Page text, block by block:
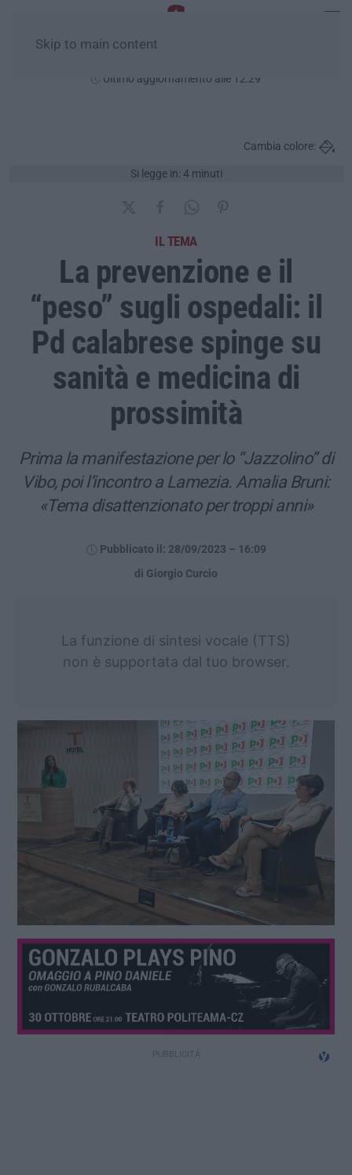
Skip to main content
Ultimo aggiornamento alle 12:29
Si legge in: 4 minuti
Cambia colore:
IL TEMA
La prevenzione e il
“peso” sugli ospedali: il
Pd calabrese spinge su
sanità e medicina di
prossimità
Prima la manifestazione per lo “Jazzolino” di
Vibo, poi l’incontro a Lamezia. Amalia Bruni:
«Tema disattenzionato per troppi anni»
Pubblicato il: 28/09/2023 – 16:09
di Giorgio Curcio
La funzione di sintesi vocale (TTS)
non è supportata dal tuo browser.